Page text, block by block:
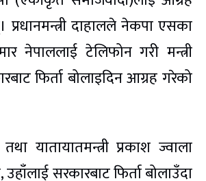
दाहालले नेकपा एसका
नेपाललाई टेलिफोन गरी मन्त्री
फिर्ता बोलाइदिन आग्रह गरेको
यातायातमन्त्री प्रकाश ज्वाला
उहाँलाई सरकारबाट फिर्ता बोलाउँदा